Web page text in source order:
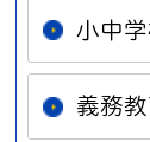
小中
義務